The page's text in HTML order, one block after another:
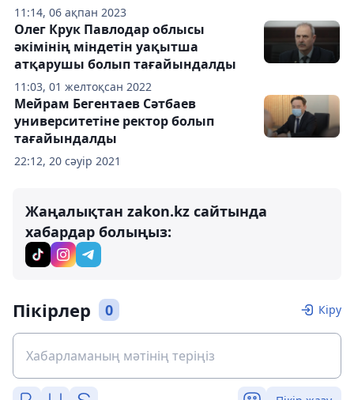
11:14, 06 ақпан 2023
11:03, 01 желтоқсан 2022
Олег Крук Павлодар облысы
әкімінің міндетін уақытша
атқарушы болып тағайындалды
22:12, 20 сәуір 2021
Мейрам Бегентаев Сәтбаев
университетіне ректор болып
тағайындалды
Жаңалықтан zakon.kz сайтында
хабардар болыңыз:
Пікірлер 0 Кіру